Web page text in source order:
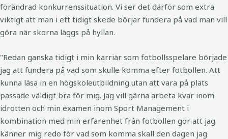
förändrad konkurrenssituation. Vi ser det därför som extra
viktigt att man i ett ti­digt skede börjar fundera på vad man vill
göra när skorna läggs på hyllan.
"Redan ganska tidigt i min karriär som fotbollsspelare började
jag att fundera på vad som skulle komma efter fotbollen. Att
kunna läsa in en högskole­utbildning utan att vara på plats
passade väldigt bra för mig. Jag vill gärna arbeta kvar inom
idrotten och min examen inom Sport Management i
kombination med min erfaren­het från fotbollen gör att jag
känner mig redo för vad som komma skall den dagen jag